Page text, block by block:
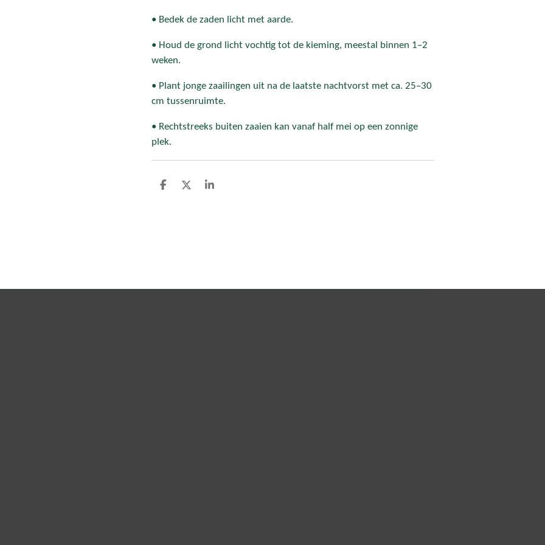
• Bedek de zaden licht met aarde.
• Houd de grond licht vochtig tot de kieming, meestal binnen 1–2
weken.
• Plant jonge zaailingen uit na de laatste nachtvorst met ca. 25–30
cm tussenruimte.
• Rechtstreeks buiten zaaien kan vanaf half mei op een zonnige
plek.
D
D
S